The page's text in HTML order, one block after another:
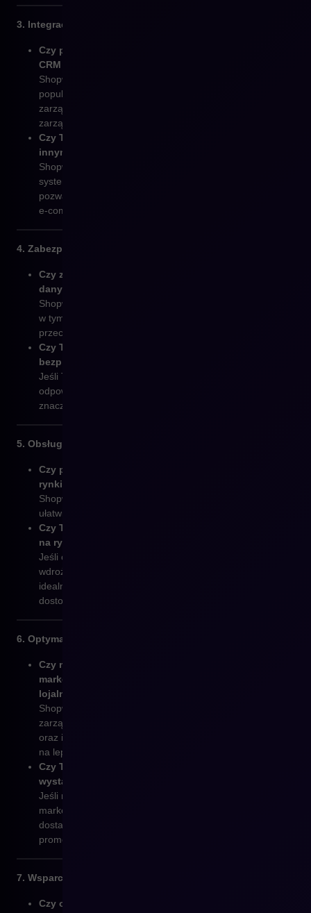
3. Integracja z innymi systemami
Czy potrzebujesz łatwej integracji z systemami ERP,
CRM lub zewnętrznymi narzędziami?
Shopware posiada wbudowane opcje integracji z
popularnymi systemami ERP, CRM oraz narzędziami do
zarządzania logistyką, co pozwala na sprawne
zarządzanie procesami biznesowymi.
Czy Twoja obecna platforma nie współpracuje z
innymi systemami, których używasz?
Shopware umożliwia łatwą integrację z różnymi
systemami, co poprawia efektywność operacyjną i
pozwala na centralne zarządzanie wszystkimi aspektami
e-commerce.
4. Zabezpieczenia i compliance
Czy zależy Ci na wysokim poziomie bezpieczeństwa
danych i zgodności z regulacjami?
Shopware zapewnia zaawansowane opcje zabezpieczeń,
w tym zgodność z RODO, co jest kluczowe w przypadku
przechowywania danych osobowych klientów.
Czy Twoja obecna platforma nie spełnia wymogów
bezpieczeństwa?
Jeśli Twoje obecne oprogramowanie nie zapewnia
odpowiedniego poziomu ochrony danych, Shopware jest
znacznie bardziej zaawansowane pod tym względem.
5. Obsługa wielu języków i rynków międzynarodowych
Czy planujesz rozszerzenie działalności na inne
rynki?
Shopware wspiera wiele języków, walut i regionów, co
ułatwia zarządzanie międzynarodowymi sklepami.
Czy Twoja obecna platforma nie obsługuje sprzedaży
na rynkach zagranicznych?
Jeśli obecne oprogramowanie nie umożliwia łatwego
wdrożenia sprzedaży międzynarodowej, Shopware to
idealne rozwiązanie, które pozwala na łatwe
dostosowanie do różnych rynków.
6. Optymalizacja marketingu i sprzedaży
Czy masz problemy z zarządzaniem kampaniami
marketingowymi, rabatami, czy programami
lojalnościowymi?
Shopware oferuje rozbudowane narzędzia do
zarządzania promocjami, programami lojalnościowymi
oraz integrację z systemami marketingowymi, co pozwala
na lepsze targetowanie i personalizację ofert.
Czy Twoja obecna platforma nie oferuje
wystarczającej ilości narzędzi marketingowych?
Jeśli masz trudności z efektywnym prowadzeniem działań
marketingowych na obecnej platformie, Shopware
dostarcza potężne funkcje wspierające sprzedaż i
promocję.
7. Wsparcie techniczne i rozwój
Czy obecnie masz trudności ze wsparciem